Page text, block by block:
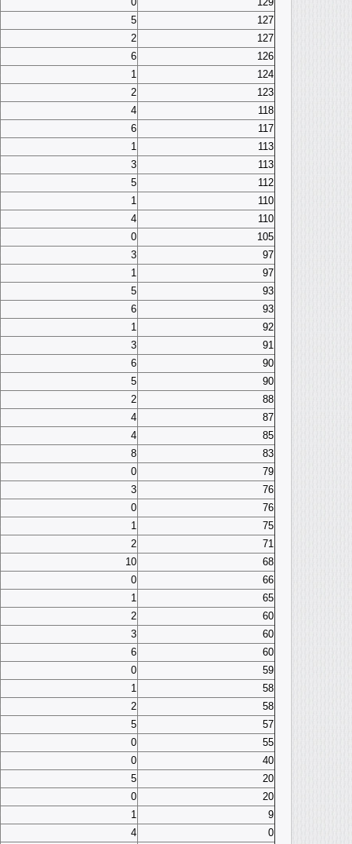
5
127
2
127
6
126
1
124
2
123
4
118
6
117
1
113
3
113
5
112
1
110
4
110
0
105
3
97
1
97
5
93
6
93
1
92
3
91
6
90
5
90
2
88
4
87
4
85
8
83
0
79
3
76
0
76
1
75
2
71
10
68
0
66
1
65
2
60
3
60
6
60
0
59
1
58
2
58
5
57
0
55
0
40
5
20
0
20
1
9
4
0